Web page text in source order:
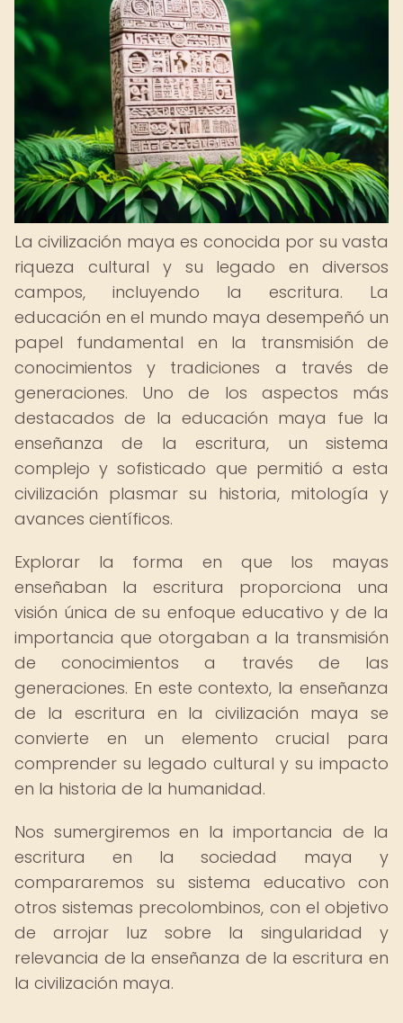
La civilización maya es conocida por su vasta
riqueza cultural y su legado en diversos
campos, incluyendo la escritura. La
educación en el mundo maya desempeñó un
papel fundamental en la transmisión de
conocimientos y tradiciones a través de
generaciones. Uno de los aspectos más
destacados de la educación maya fue la
enseñanza de la escritura, un sistema
complejo y sofisticado que permitió a esta
civilización plasmar su historia, mitología y
avances científicos.
Explorar la forma en que los mayas
enseñaban la escritura proporciona una
visión única de su enfoque educativo y de la
importancia que otorgaban a la transmisión
de conocimientos a través de las
generaciones. En este contexto, la enseñanza
de la escritura en la civilización maya se
convierte en un elemento crucial para
comprender su legado cultural y su impacto
en la historia de la humanidad.
Nos sumergiremos en la importancia de la
escritura en la sociedad maya y
compararemos su sistema educativo con
otros sistemas precolombinos, con el objetivo
de arrojar luz sobre la singularidad y
relevancia de la enseñanza de la escritura en
la civilización maya.